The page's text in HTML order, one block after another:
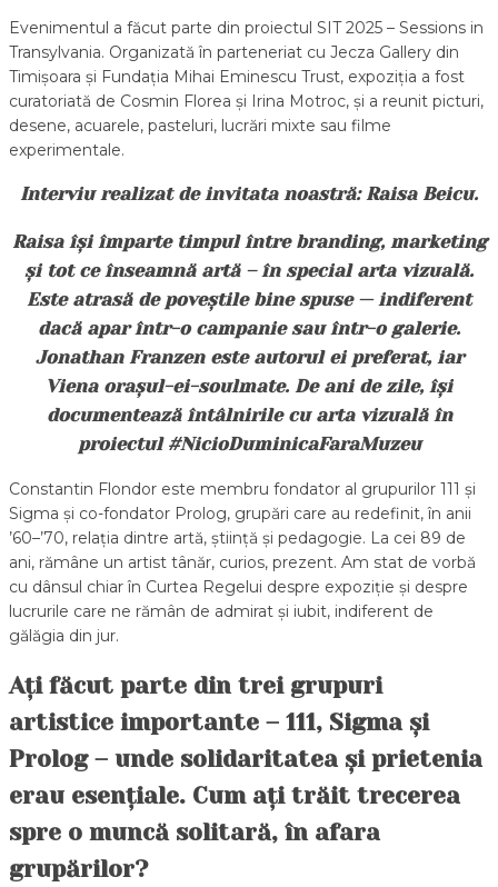
Evenimentul a făcut parte din proiectul SIT 2025 – Sessions in
Transylvania. Organizată în parteneriat cu Jecza Gallery din
Timișoara și Fundația Mihai Eminescu Trust, expoziția a fost
curatoriată de Cosmin Florea și Irina Motroc, și a reunit picturi,
desene, acuarele, pasteluri, lucrări mixte sau filme
experimentale.
Interviu realizat de invitata noastră: Raisa Beicu.
Raisa își împarte timpul între branding, marketing
și tot ce înseamnă artă – în special arta vizuală.
Este atrasă de poveștile bine spuse — indiferent
dacă apar într-o campanie sau într-o galerie.
Jonathan Franzen este autorul ei preferat, iar
Viena orașul-ei-soulmate. De ani de zile, își
documentează întâlnirile cu arta vizuală în
proiectul #NicioDuminicaFaraMuzeu
Constantin Flondor este membru fondator al grupurilor 111 și
Sigma și co-fondator Prolog, grupări care au redefinit, în anii
’60–’70, relația dintre artă, știință și pedagogie. La cei 89 de
ani, rămâne un artist tânăr, curios, prezent. Am stat de vorbă
cu dânsul chiar în Curtea Regelui despre expoziție și despre
lucrurile care ne rămân de admirat și iubit, indiferent de
gălăgia din jur.
Ați făcut parte din trei grupuri
artistice importante – 111, Sigma și
Prolog – unde solidaritatea și prietenia
erau esențiale. Cum ați trăit trecerea
spre o muncă solitară, în afara
grupărilor?